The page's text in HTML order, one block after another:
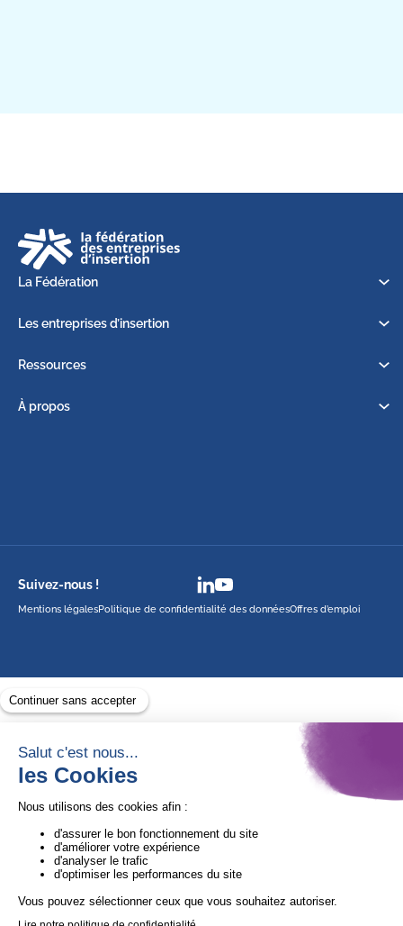
La Fédération
Les entreprises d’insertion
Ressources
À propos
Suivez-nous !
Mentions légalesPolitique de confidentialité des donnéesOffres d’emploi
1ère Organisation de l’ESS certifiée Quali’OP